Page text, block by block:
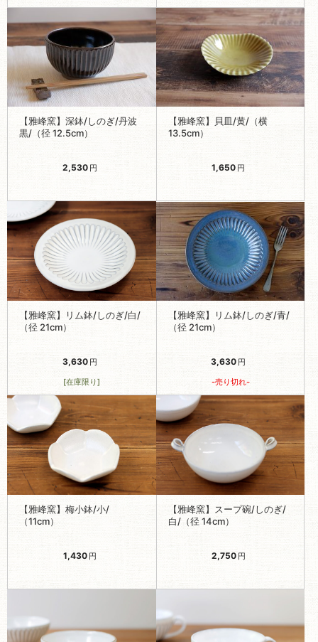
【雅峰窯】深鉢/しのぎ/丹波
黒/（径 12.5cm）
2,530 円
【雅峰窯】貝皿/黄/（横
13.5cm）
1,650 円
【雅峰窯】リム鉢/しのぎ/白/
（径 21cm）
3,630 円
[在庫限り]
【雅峰窯】リム鉢/しのぎ/青/
（径 21cm）
3,630 円
-売り切れ-
【雅峰窯】梅小鉢/小/
（11cm）
1,430 円
【雅峰窯】スープ碗/しのぎ/
白/（径 14cm）
2,750 円